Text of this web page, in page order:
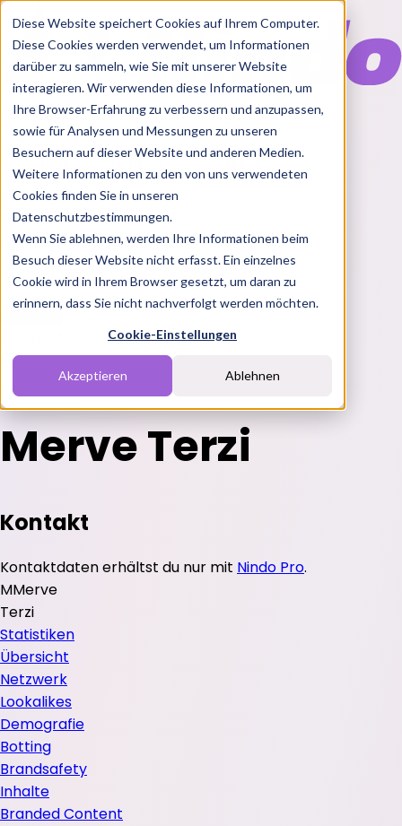
Diese Website speichert Cookies auf Ihrem Computer.
Diese Cookies werden verwendet, um Informationen
darüber zu sammeln, wie Sie mit unserer Website
interagieren. Wir verwenden diese Informationen, um
Ihre Browser-Erfahrung zu verbessern und anzupassen,
sowie für Analysen und Messungen zu unseren
Besuchern auf dieser Website und anderen Medien.
Weitere Informationen zu den von uns verwendeten
Cookies finden Sie in unseren
Datenschutzbestimmungen.
Wenn Sie ablehnen, werden Ihre Informationen beim
Besuch dieser Website nicht erfasst. Ein einzelnes
Cookie wird in Ihrem Browser gesetzt, um daran zu
erinnern, dass Sie nicht nachverfolgt werden möchten.
Cookie-Einstellungen
Akzeptieren Ablehnen
Features
Solutions
BlogChartsRabatt CodesPakete
Login
Merve Terzi
Kontakt
Kontaktdaten erhältst du nur mit Nindo Pro.
MMerve
Terzi
Statistiken
Übersicht
Netzwerk
Lookalikes
Demografie
Botting
Brandsafety
Inhalte
Branded Content